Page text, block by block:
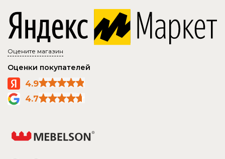
Оцените магазин
Оценки покупателей
4.9
4.7